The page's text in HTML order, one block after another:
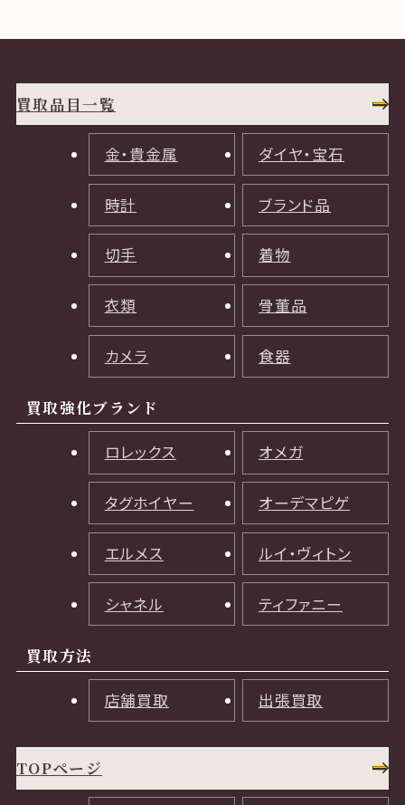
買取品目一覧
金・貴金属 ダイヤ・宝石
時計 ブランド品
切手 着物
衣類 骨董品
カメラ 食器
買取強化ブランド
ロレックス オメガ
タグホイヤー オーデマピゲ
エルメス ルイ・ヴィトン
シャネル ティファニー
買取方法
店舗買取 出張買取
TOPページ